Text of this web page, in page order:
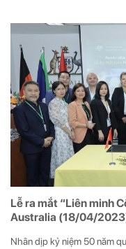
Lễ ra mắt “Liên minh
Australia (18/04/
Nhân dịp kỷ niệm 50 năm